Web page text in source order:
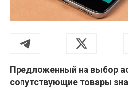
Предложенный на выбор
сопутствующие товары